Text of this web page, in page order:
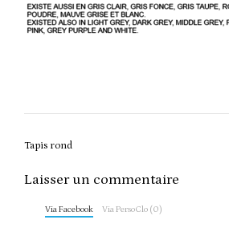
Post
Tapis rond
Laisser un commentaire
Via Facebook Via PersoClo (0)